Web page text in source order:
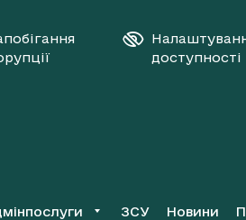
доступності
ЗСУ Новини